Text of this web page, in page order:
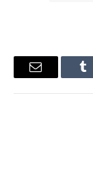
Tumblr
البريد